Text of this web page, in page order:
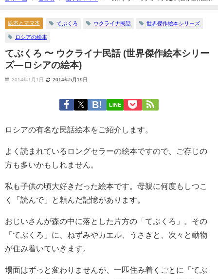
シリーズ—ロシアの絵本)
絵本とママ本 てぶくろ ウクライナ民話 世界傑作絵本シリーズ
ロシアの絵本
てぶくろ 〜 ウクライナ民話 (世界傑作絵本シリー
ズ—ロシアの絵本)
2014年1月1日 2014年5月19日
LINE
ロシアの有名な民話絵本をご紹介します。
よく読まれているロングセラーの絵本ですので、ご存じの
方も多いかもしれません。
私も子供の頃大好きだった絵本です。母親に何度もしつこ
く「読んで」と頼んだ記憶があります。
おじいさんが森の中に落とした片方の「てぶくろ」。その
「てぶくろ」に、ねずみやカエル、うさぎと、次々と動物
が住み着いていきます。
場面はずっと変わりませんが、一匹住み着くごとに「てぶ